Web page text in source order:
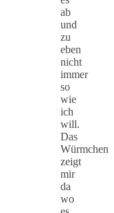
ab
und
zu
eben
nicht
immer
so
wie
ich
will.
Das
Würmchen
zeigt
mir
da
wo